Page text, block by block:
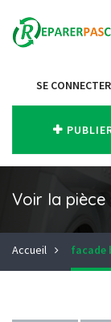
SE CONNECTER
Voir la pièce
Accueil facade